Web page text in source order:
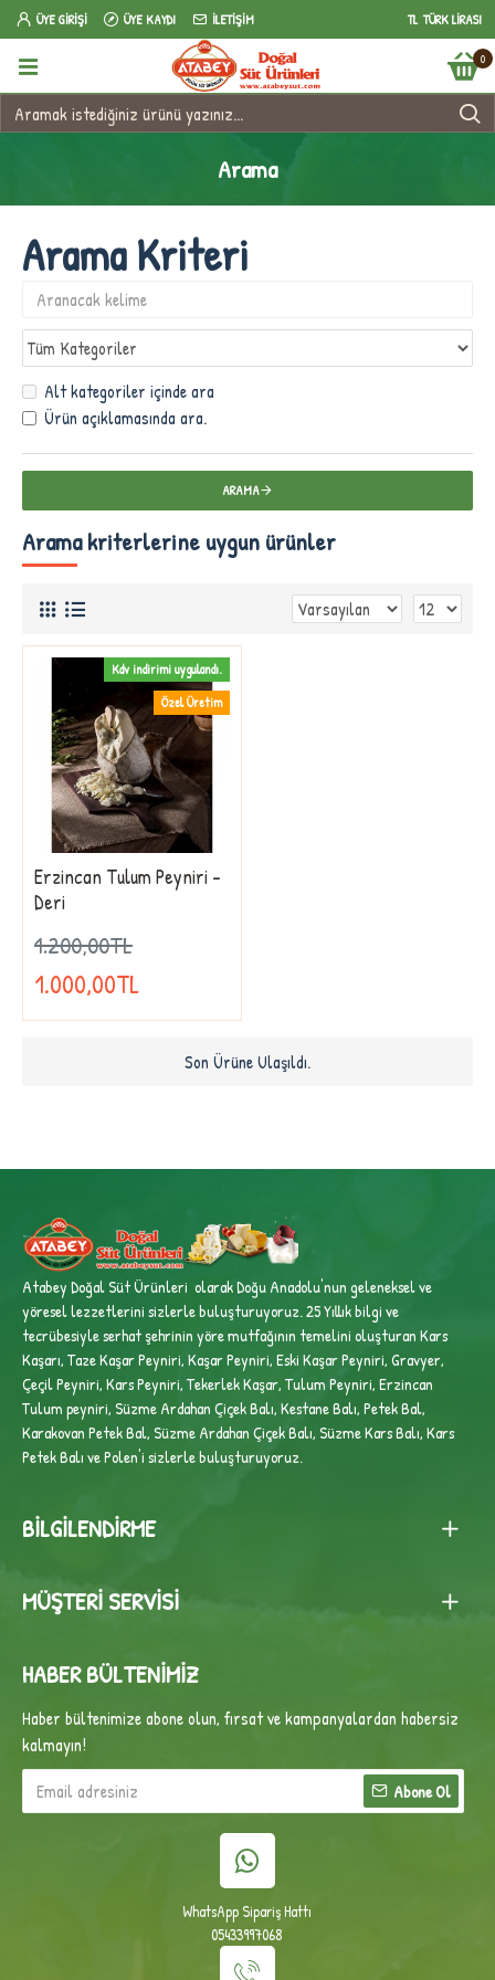
ÜYE GIRIŞI ÜYE KAYDI İLETIŞIM TL TÜRK LIRASI
0
Arama
Arama Kriteri
Alt kategoriler içinde ara
Ürün açıklamasında ara.
ARAMA
Arama kriterlerine uygun ürünler
Özel Üretim
Kdv indirimi uygulandı.
Erzincan Tulum Peyniri -
Deri
1.200,00TL
1.000,00TL
Son Ürüne Ulaşıldı.
Atabey Doğal Süt Ürünleri olarak Doğu Anadolu'nun geleneksel ve
yöresel lezzetlerini sizlerle buluşturuyoruz. 25 Yıllık bilgi ve
tecrübesiyleserhat şehrinin yöre mutfağının temelini oluşturan Kars
Kaşarı, Taze Kaşar Peyniri, Kaşar Peyniri, Eski Kaşar Peyniri, Gravyer,
Çeçil Peyniri, Kars Peyniri, Tekerlek Kaşar, Tulum Peyniri, Erzincan
Tulum peyniri,Süzme Ardahan Çiçek Balı, Kestane Balı, Petek Bal,
Karakovan Petek Bal, Süzme Ardahan Çiçek Balı, Süzme Kars Balı, Kars
Petek Balı ve Polen'i sizlerle buluşturuyoruz.
BILGILENDIRME
MÜŞTERI SERVISI
HABER BÜLTENIMIZ
Haber bültenimize abone olun, fırsat ve kampanyalardan habersiz
kalmayın!
Abone Ol
WhatsApp Sipariş Hattı
05433997068